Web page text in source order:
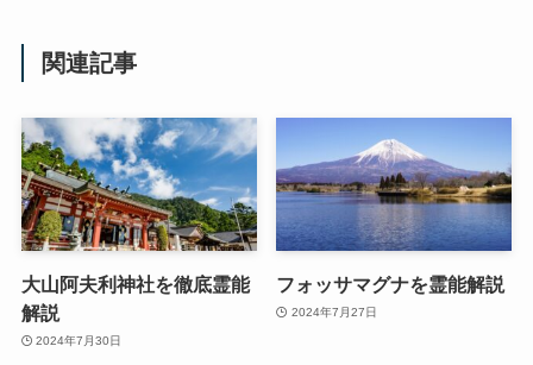
関連記事
大山阿夫利神社を徹底霊能
解説
2024年7月30日
フォッサマグナを霊能解説
2024年7月27日